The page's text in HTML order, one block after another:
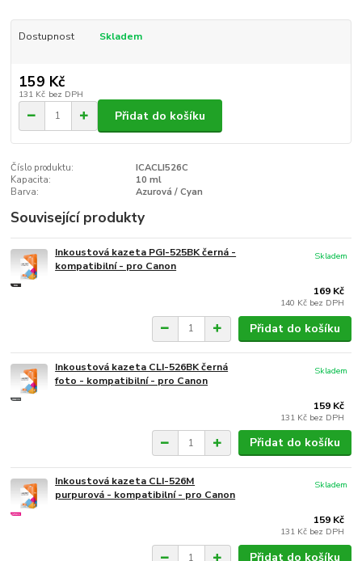
Dostupnost Skladem
159 Kč
131 Kč bez DPH
Přidat do košíku
Číslo produktu:
ICACLI526C
Kapacita:
10 ml
Barva:
Azurová / Cyan
Související produkty
Inkoustová kazeta PGI-525BK černá -
kompatibilní - pro Canon
169 Kč
140 Kč bez DPH
Skladem
Přidat do košíku
Inkoustová kazeta CLI-526BK černá
foto - kompatibilní - pro Canon
159 Kč
131 Kč bez DPH
Skladem
Přidat do košíku
Inkoustová kazeta CLI-526M
purpurová - kompatibilní - pro Canon
159 Kč
131 Kč bez DPH
Skladem
Přidat do košíku